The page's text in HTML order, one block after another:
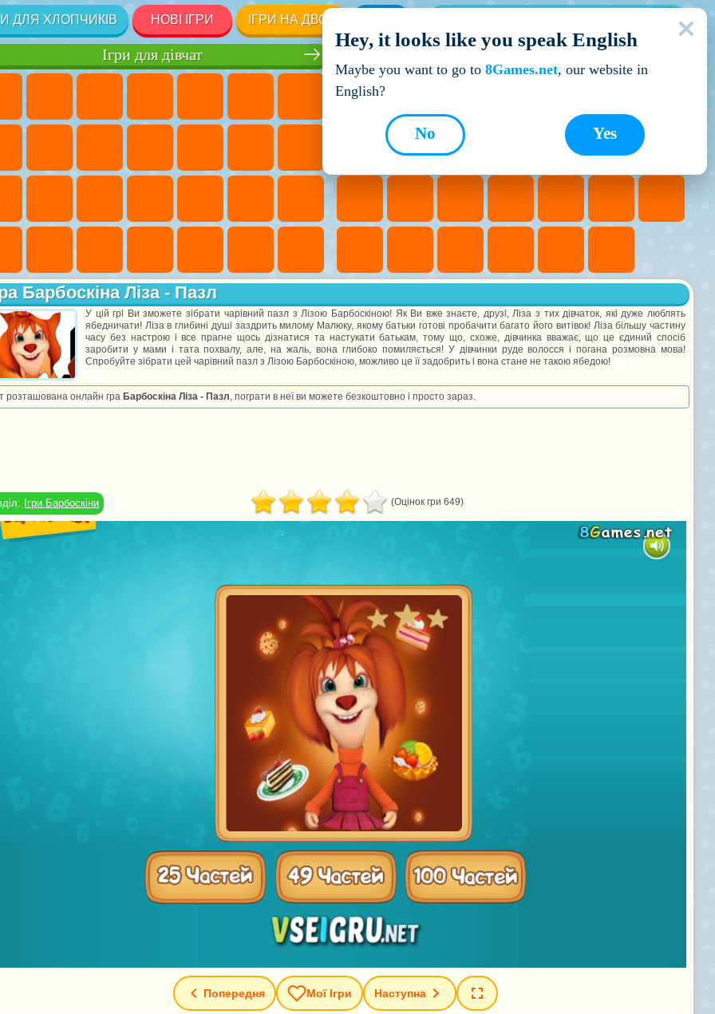
ДЛЯ ХЛОПЧИКІВ НОВІ ІГРИ ІГРИ НА ДВОХ
Кращі ігри
Ігри для дівчат
Барбоскіна Ліза - Пазл
У цій грі Ви зможете зібрати чарівний пазл з Лізою Барбоскіною! Як Ви вже знаєте, друзі, Ліза з тих дівчаток, які дуже люблять
ябедничати! Ліза в глибині душі заздрить милому Малюку, якому батьки готові пробачити багато його витівок! Ліза більшу частину
часу без настрою і все прагне щось дізнатися та настукати батькам, тому що, схоже, дівчинка вважає, що це єдиний спосіб
заробити у мами і тата похвалу, але, на жаль, вона глибоко помиляється! У дівчинки руде волосся і погана розмовна мова!
Спробуйте зібрати цей чарівний пазл з Лізою Барбоскіною, можливо це її задобрить і вона стане не такою ябедою!
розташована онлайн гра Барбоскіна Ліза - Пазл, пограти в неї ви можете безкоштовно і просто зараз.
Ігри Барбоскіни (Оцінок гри 649)
Попередня Мої Ігри Наступна
Hey, it looks like you speak English
Maybe you want to go to 8Games.net, our website in
English?
Yes
No